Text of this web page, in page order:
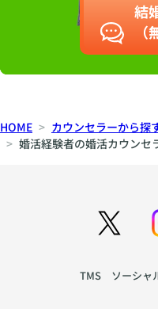
結
（
HOME カウンセラーから探
婚活経験者の婚活カウンセ
TMS ソーシャ